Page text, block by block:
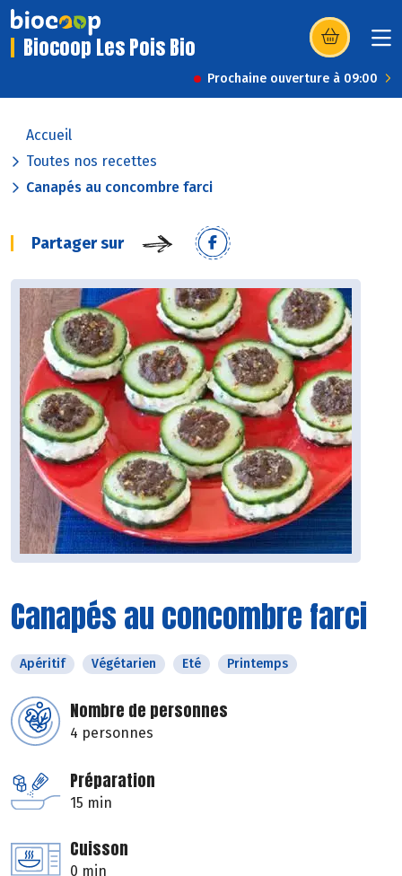
Biocoop Les Pois Bio (s’ouvre dans
Prochaine ouverture à 09:00
Accueil
Toutes nos recettes
Canapés au concombre farci
Partager sur
Canapés au concombre farci
Apéritif Végétarien Eté Printemps
Nombre de personnes
4 personnes
Préparation
15 min
Cuisson
0 min